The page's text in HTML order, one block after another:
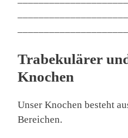
Trabekulärer
Knochen
Unser Knochen besteht
Bereichen.